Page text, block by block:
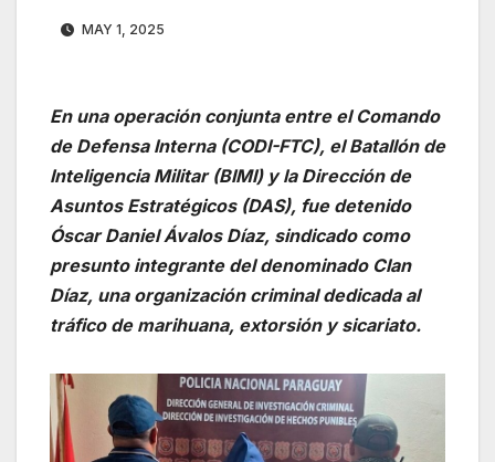
MAY 1, 2025
En una operación conjunta entre el Comando
de Defensa Interna (CODI-FTC), el Batallón de
Inteligencia Militar (BIMI) y la Dirección de
Asuntos Estratégicos (DAS), fue detenido
Óscar Daniel Ávalos Díaz, sindicado como
presunto integrante del denominado Clan
Díaz, una organización criminal dedicada al
tráfico de marihuana, extorsión y sicariato.